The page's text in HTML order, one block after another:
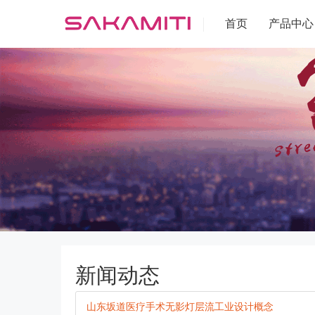
首页 产品中心
新闻动态
山东坂道医疗手术无影灯层流工业设计概念